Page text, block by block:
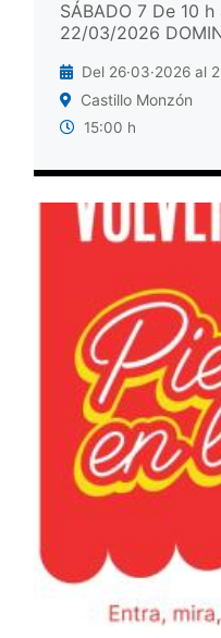
SÁBADO 7 De 10
22/03/2026
Del 26·03·2026 al
Castillo Monzón
15:00 h